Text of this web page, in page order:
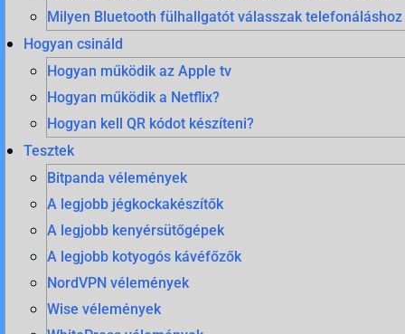
Milyen Bluetooth fülhallgatót válasszak telefonáláshoz
Hogyan csináld
Hogyan működik az Apple tv
Hogyan működik a Netflix?
Hogyan kell QR kódot készíteni?
Tesztek
Bitpanda vélemények
A legjobb jégkockakészítők
A legjobb kenyérsütőgépek
A legjobb kotyogós kávéfőzők
NordVPN vélemények
Wise vélemények